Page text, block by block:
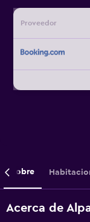
Proveedor
Sobre
Acerca de